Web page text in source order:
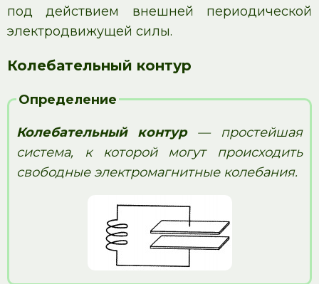
под действием внешней периодической
электродвижущей силы.
Колебательный контур
Определение
Колебательный контур— простейшая
система, к которой могут происходить
свободные электромагнитные колебания.